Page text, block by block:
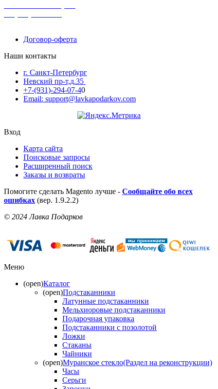
Договор-оферта
Наши контакты
г. Санкт-Петербург
Невский пр-т,д.35
+7-(931)-294-07-40
Email: support@lavkapodarkov.com
Вход
Карта сайта
Поисковые запросы
Расширенный поиск
Заказы и возвраты
Помогите сделать Magento лучше - Сообщайте обо всех
ошибках (вер. 1.9.2.2)
© 2024 Лавка Подарков
Меню
(open)Каталог
(open)Подстаканники
Латунные подстаканники
Мельхиоровые подстаканники
Подарочная упаковка
Подстаканники с позолотой
Ложки
Стаканы
Чайники
(open)Муранское стекло(Раздел на реконструкции)
Часы
Серьги